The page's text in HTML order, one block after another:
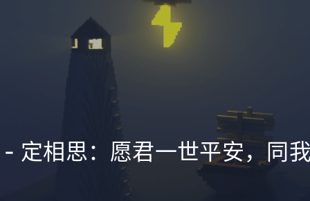
定相思：愿君一世平安，同